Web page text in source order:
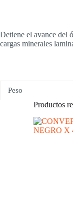
Detiene el avance del
cargas minerales
Peso
Productos